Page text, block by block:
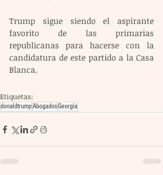
Trump sigue siendo el aspirante
favorito de las primarias
republicanas para hacerse con la
candidatura de este partido a la Casa
Blanca.
Etiquetas:
donaldtrumpAbogadosGeorgia